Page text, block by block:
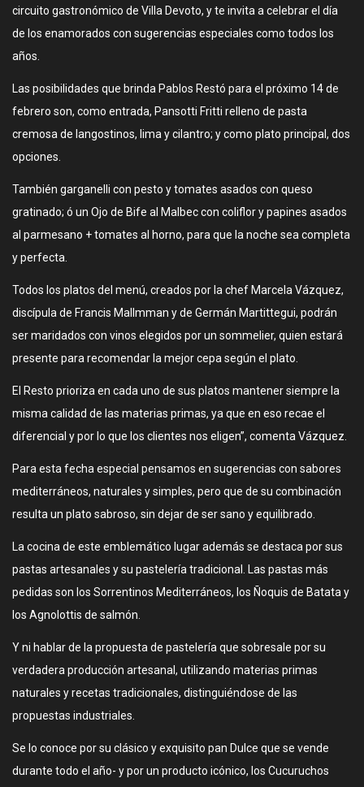
circuito gastronómico de Villa Devoto, y te invita a celebrar el día
de los enamorados con sugerencias especiales como todos los
años.
Las posibilidades que brinda Pablos Restó para el próximo 14 de
febrero son, como entrada, Pansotti Fritti relleno de pasta
cremosa de langostinos, lima y cilantro; y como plato principal, dos
opciones.
También garganelli con pesto y tomates asados con queso
gratinado; ó un Ojo de Bife al Malbec con coliflor y papines asados
al parmesano + tomates al horno, para que la noche sea completa
y perfecta.
Todos los platos del menú, creados por la chef Marcela Vázquez,
discípula de Francis Mallmman y de Germán Martittegui, podrán
ser maridados con vinos elegidos por un sommelier, quien estará
presente para recomendar la mejor cepa según el plato.
El Resto prioriza en cada uno de sus platos mantener siempre la
misma calidad de las materias primas, ya que en eso recae el
diferencial y por lo que los clientes nos eligen”, comenta Vázquez.
Para esta fecha especial pensamos en sugerencias con sabores
mediterráneos, naturales y simples, pero que de su combinación
resulta un plato sabroso, sin dejar de ser sano y equilibrado.
La cocina de este emblemático lugar además se destaca por sus
pastas artesanales y su pastelería tradicional. Las pastas más
pedidas son los Sorrentinos Mediterráneos, los Ñoquis de Batata y
los Agnolottis de salmón.
Y ni hablar de la propuesta de pastelería que sobresale por su
verdadera producción artesanal, utilizando materias primas
naturales y recetas tradicionales, distinguiéndose de las
propuestas industriales.
Se lo conoce por su clásico y exquisito pan Dulce que se vende
durante todo el año- y por un producto icónico, los Cucuruchos